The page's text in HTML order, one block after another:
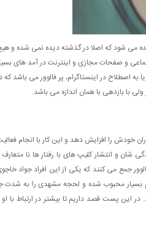
می شود که اصلا در گذشته دیده نمی شده و
و صفحات مجازی و اینترنت در آمد های
اصطلاح در اینستاگرام، پر فالوور می باشد که
با بازدهی با همان اندازه می باشد.
خودش را افزایش دهد و این کار با انجام
شان و انتشار کلیپ های با رفتار ها نا
جمع می کنند که یکی از این افراد جواد
بسیار محبوب شده و لحجه مشهدی را به شدت
این پست قصد داریم تا بیشتر در ارتباط با